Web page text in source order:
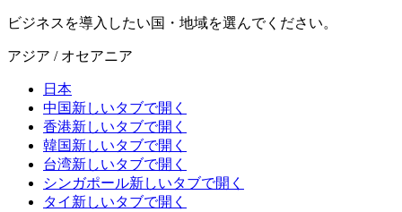
ビジネスを導入したい国・地域を選んでください。
アジア / オセアニア
日本
中国新しいタブで開く
香港新しいタブで開く
韓国新しいタブで開く
台湾新しいタブで開く
シンガポール新しいタブで開く
タイ 新しいタブで開く